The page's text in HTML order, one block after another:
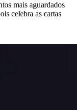
mais aguardados
celebra as cartas